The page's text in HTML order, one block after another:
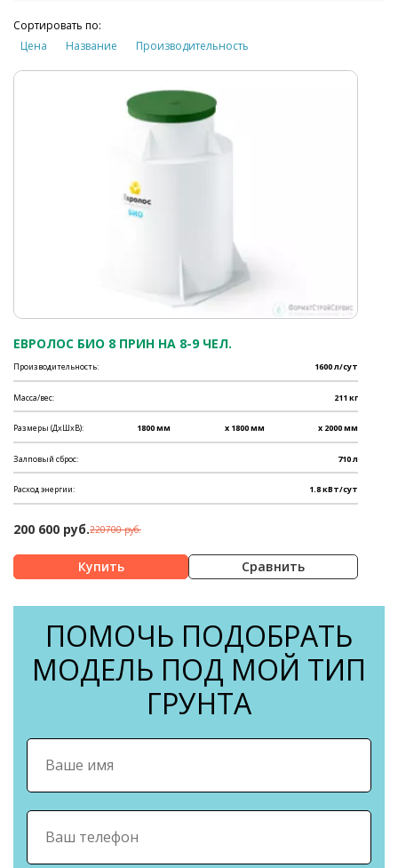
Сортировать по:
Цена
Название Производительность
ЕВРОЛОС БИО 8 ПРИН НА 8-9 ЧЕЛ.
Производительность: 1600 л/сут
Масса/вес: 211 кг
Размеры (ДхШхВ): 1800 мм x 1800 мм x 2000 мм
Залповый сброс: 710 л
Расход энергии: 1.8 кВт/сут
200 600 руб.220700 руб.
Сравнить
ПОМОЧЬ ПОДОБРАТЬ
МОДЕЛЬ ПОД МОЙ ТИП
ГРУНТА